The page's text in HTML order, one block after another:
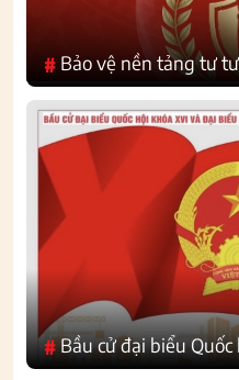
# Bảo vệ nền tảng tư
#Bầu cử đại biểu